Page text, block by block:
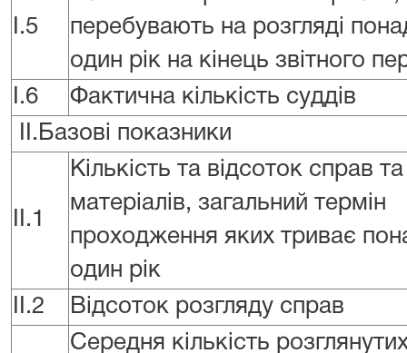
I.5
перебувають на розгляді
один рік на кінець звітного
I.6
Фактична кількість суддів
II.Базові показники
II.1
Кількість та відсоток справ та
матеріалів, загальний термін
проходження яких триває
один рік
II.2
Відсоток розгляду справ
Середня кількість